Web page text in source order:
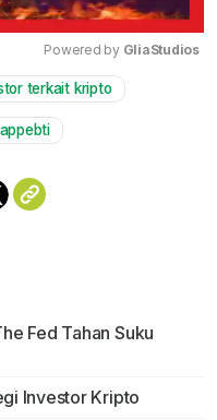
Powered by GliaStudios
terkait kripto
Fed Tahan Suku
Investor Kripto